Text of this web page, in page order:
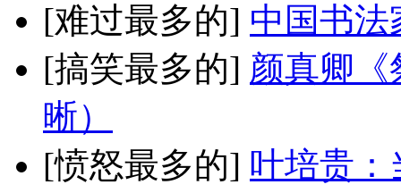
[难过最多的] 中国书法
[搞笑最多的] 颜真卿《
晰）
[愤怒最多的] 叶培贵：